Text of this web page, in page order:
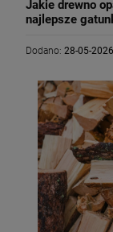
Jakie drewno
najlepsze
Dodano: 28-05-2026